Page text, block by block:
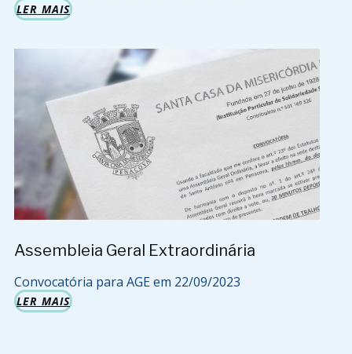
LER MAIS
Assembleia Geral Extraordinária
Convocatória para AGE em 22/09/2023
LER MAIS